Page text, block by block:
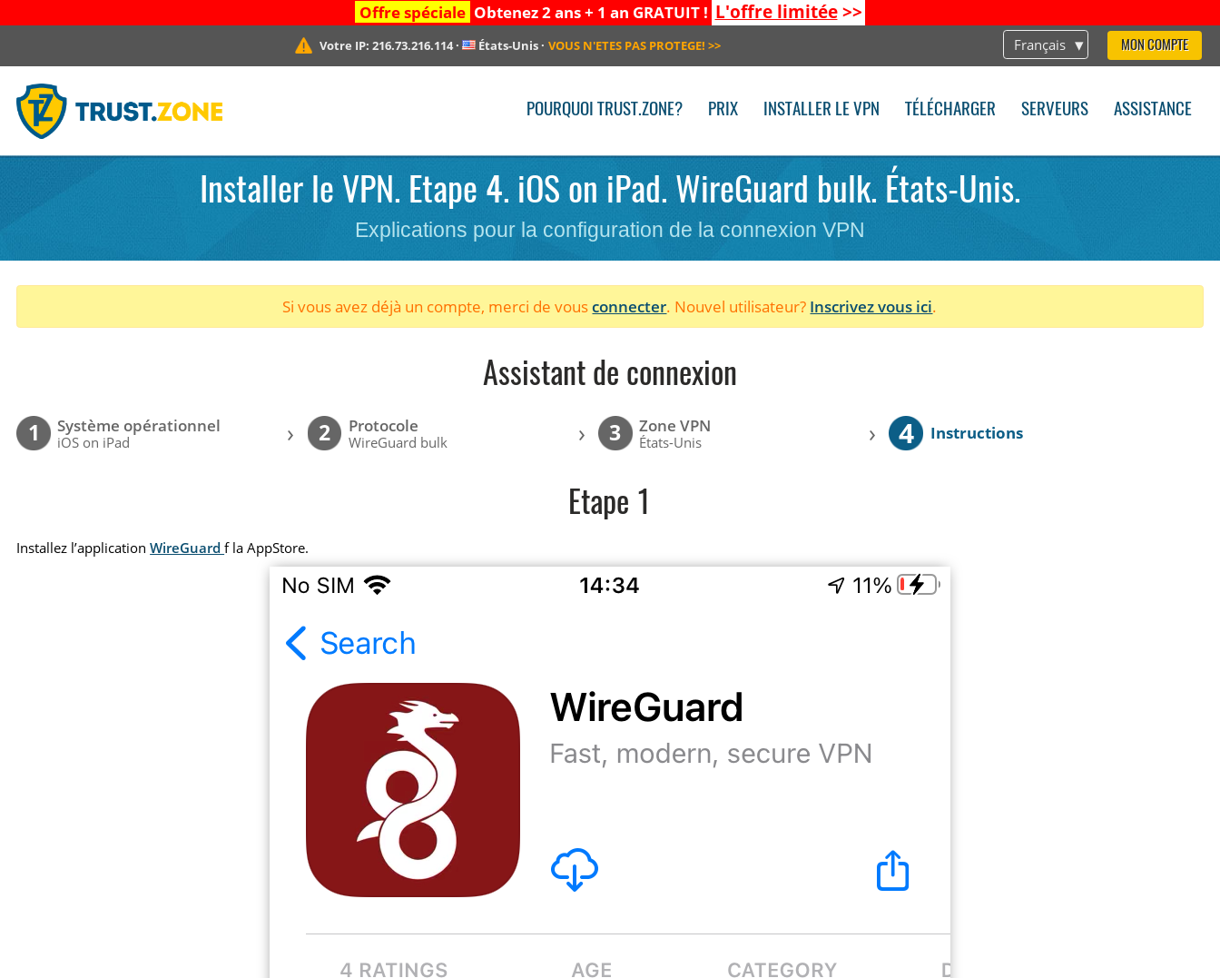
Offre spéciale Obtenez 2 ans + 1 an GRATUIT ! L'offre limitée>>
Français MON COMPTE
Votre IP: 216.73.216.114· États-Unis· VOUS N'ETES PAS PROTEGE! >>
POURQUOI TRUST.ZONE? PRIX INSTALLER LE VPN TÉLÉCHARGER SERVEURS ASSISTANCE
Installer le VPN. Etape 4. iOS on iPad. WireGuard bulk. États-Unis.
Explications pour la configuration de la connexion VPN
Si vous avez déjà un compte, merci de vousconnecter. Nouvel utilisateur? Inscrivez vous ici.
Assistant de connexion
1 Système opérationnel
iOS on iPad › 2 Protocole
WireGuard bulk › 3 Zone VPN
États-Unis › 4 Instructions
Etape 1
Installez l’applicationWireGuardf la AppStore.